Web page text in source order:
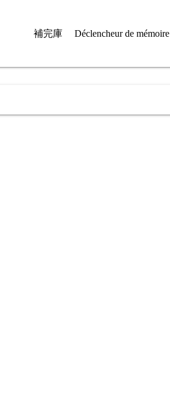
補完庫 Déclencheur de mémoire